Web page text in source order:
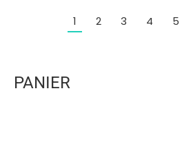
1 2 3 4 5
PANIER